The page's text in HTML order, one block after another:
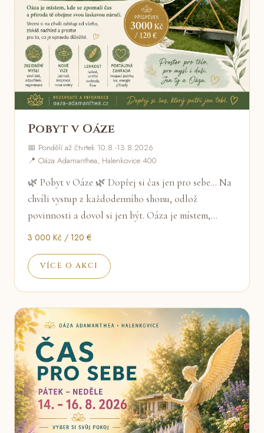
Pobyt v Oáze
📅 Pondělí až čtvrtek 10.8.-13.8.2026
📍 Oáza Adamanthea, Halenkovice 400
🌿 Pobyt v Oáze 🌿 Dopřej si čas jen pro sebe... Na
chvíli vystup z každodenního shonu, odlož
povinnosti a dovol si jen být. Oáza je místem,…
3 000 Kč / 120 €
VÍCE O AKCI